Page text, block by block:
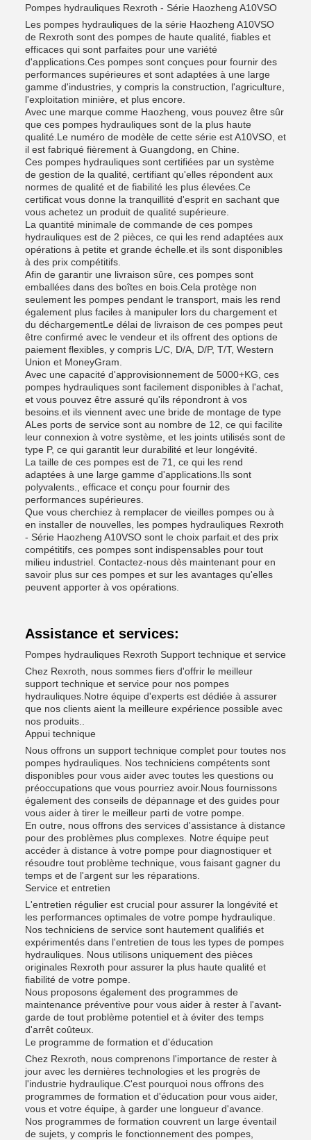
Pompes hydrauliques Rexroth - Série Haozheng A10VSO
Les pompes hydrauliques de la série Haozheng A10VSO
de Rexroth sont des pompes de haute qualité, fiables et
efficaces qui sont parfaites pour une variété
d'applications.Ces pompes sont conçues pour fournir des
performances supérieures et sont adaptées à une large
gamme d'industries, y compris la construction, l'agriculture,
l'exploitation minière, et plus encore.
Avec une marque comme Haozheng, vous pouvez être sûr
que ces pompes hydrauliques sont de la plus haute
qualité.Le numéro de modèle de cette série est A10VSO, et
il est fabriqué fièrement à Guangdong, en Chine.
Ces pompes hydrauliques sont certifiées par un système
de gestion de la qualité, certifiant qu'elles répondent aux
normes de qualité et de fiabilité les plus élevées.Ce
certificat vous donne la tranquillité d'esprit en sachant que
vous achetez un produit de qualité supérieure.
La quantité minimale de commande de ces pompes
hydrauliques est de 2 pièces, ce qui les rend adaptées aux
opérations à petite et grande échelle.et ils sont disponibles
à des prix compétitifs.
Afin de garantir une livraison sûre, ces pompes sont
emballées dans des boîtes en bois.Cela protège non
seulement les pompes pendant le transport, mais les rend
également plus faciles à manipuler lors du chargement et
du déchargementLe délai de livraison de ces pompes peut
être confirmé avec le vendeur et ils offrent des options de
paiement flexibles, y compris L/C, D/A, D/P, T/T, Western
Union et MoneyGram.
Avec une capacité d'approvisionnement de 5000+KG, ces
pompes hydrauliques sont facilement disponibles à l'achat,
et vous pouvez être assuré qu'ils répondront à vos
besoins.et ils viennent avec une bride de montage de type
ALes ports de service sont au nombre de 12, ce qui facilite
leur connexion à votre système, et les joints utilisés sont de
type P, ce qui garantit leur durabilité et leur longévité.
La taille de ces pompes est de 71, ce qui les rend
adaptées à une large gamme d'applications.Ils sont
polyvalents., efficace et conçu pour fournir des
performances supérieures.
Que vous cherchiez à remplacer de vieilles pompes ou à
en installer de nouvelles, les pompes hydrauliques Rexroth
- Série Haozheng A10VSO sont le choix parfait.et des prix
compétitifs, ces pompes sont indispensables pour tout
milieu industriel. Contactez-nous dès maintenant pour en
savoir plus sur ces pompes et sur les avantages qu'elles
peuvent apporter à vos opérations.
Assistance et services:
Pompes hydrauliques Rexroth Support technique et service
Chez Rexroth, nous sommes fiers d'offrir le meilleur
support technique et service pour nos pompes
hydrauliques.Notre équipe d'experts est dédiée à assurer
que nos clients aient la meilleure expérience possible avec
nos produits..
Appui technique
Nous offrons un support technique complet pour toutes nos
pompes hydrauliques. Nos techniciens compétents sont
disponibles pour vous aider avec toutes les questions ou
préoccupations que vous pourriez avoir.Nous fournissons
également des conseils de dépannage et des guides pour
vous aider à tirer le meilleur parti de votre pompe.
En outre, nous offrons des services d'assistance à distance
pour des problèmes plus complexes. Notre équipe peut
accéder à distance à votre pompe pour diagnostiquer et
résoudre tout problème technique, vous faisant gagner du
temps et de l'argent sur les réparations.
Service et entretien
L'entretien régulier est crucial pour assurer la longévité et
les performances optimales de votre pompe hydraulique.
Nos techniciens de service sont hautement qualifiés et
expérimentés dans l'entretien de tous les types de pompes
hydrauliques. Nous utilisons uniquement des pièces
originales Rexroth pour assurer la plus haute qualité et
fiabilité de votre pompe.
Nous proposons également des programmes de
maintenance préventive pour vous aider à rester à l'avant-
garde de tout problème potentiel et à éviter des temps
d'arrêt coûteux.
Le programme de formation et d'éducation
Chez Rexroth, nous comprenons l'importance de rester à
jour avec les dernières technologies et les progrès de
l'industrie hydraulique.C'est pourquoi nous offrons des
programmes de formation et d'éducation pour vous aider,
vous et votre équipe, à garder une longueur d'avance.
Nos programmes de formation couvrent un large éventail
de sujets, y compris le fonctionnement des pompes,